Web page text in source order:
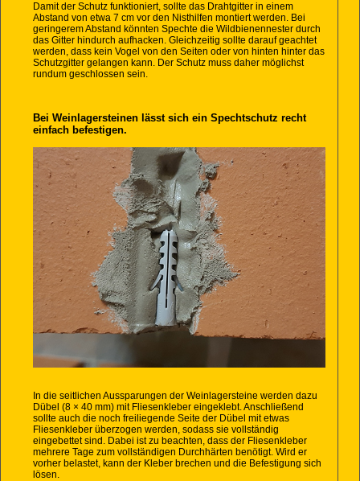
Damit der Schutz funktioniert, sollte das Drahtgitter in einem
Abstand von etwa 7 cm vor den Nisthilfen montiert werden. Bei
geringerem Abstand könnten Spechte die Wildbienennester durch
das Gitter hindurch aufhacken. Gleichzeitig sollte darauf geachtet
werden, dass kein Vogel von den Seiten oder von hinten hinter das
Schutzgitter gelangen kann. Der Schutz muss daher möglichst
rundum geschlossen sein.
Bei Weinlagersteinen lässt sich ein Spechtschutz recht
einfach befestigen.
In die seitlichen Aussparungen der Weinlagersteine werden dazu
Dübel (8 × 40 mm) mit Fliesenkleber eingeklebt. Anschließend
sollte auch die noch freiliegende Seite der Dübel mit etwas
Fliesenkleber überzogen werden, sodass sie vollständig
eingebettet sind. Dabei ist zu beachten, dass der Fliesenkleber
mehrere Tage zum vollständigen Durchhärten benötigt. Wird er
vorher belastet, kann der Kleber brechen und die Befestigung sich
lösen.